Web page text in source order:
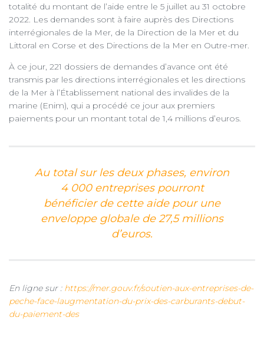
totalité du montant de l’aide entre le 5 juillet au 31 octobre
2022. Les demandes sont à faire auprès des Directions
interrégionales de la Mer, de la Direction de la Mer et du
Littoral en Corse et des Directions de la Mer en Outre-mer.
À ce jour, 221 dossiers de demandes d’avance ont été
transmis par les directions interrégionales et les directions
de la Mer à l’Établissement national des invalides de la
marine (Enim), qui a procédé ce jour aux premiers
paiements pour un montant total de 1,4 millions d’euros.
Au total sur les deux phases, environ
4 000 entreprises pourront
bénéficier de cette aide pour une
enveloppe globale de 27,5 millions
d’euros.
En ligne sur : https://mer.gouv.fr/soutien-aux-entreprises-de-
peche-face-laugmentation-du-prix-des-carburants-debut-
du-paiement-des